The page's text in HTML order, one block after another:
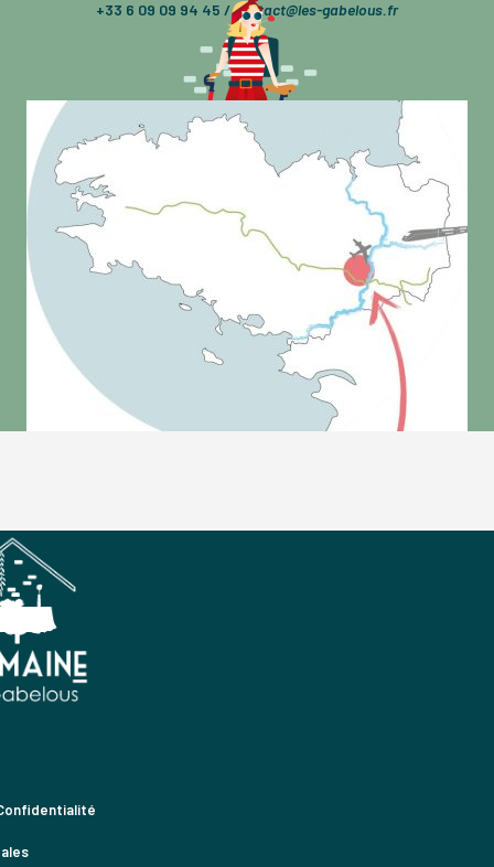
+33 6 09 09 94 45 /contact@les-gabelous.fr